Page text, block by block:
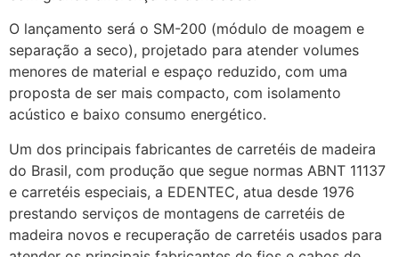
O lançamento será o SM-200 (módulo de moagem e
separação a seco), projetado para atender volumes
menores de material e espaço reduzido, com uma
proposta de ser mais compacto, com isolamento
acústico e baixo consumo energético.
Um dos principais fabricantes de carretéis de madeira
do Brasil, com produção que segue normas ABNT 11137
e carretéis especiais, a EDENTEC, atua desde 1976
prestando serviços de montagens de carretéis de
madeira novos e recuperação de carretéis usados para